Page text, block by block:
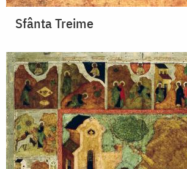
Sfânta Treime